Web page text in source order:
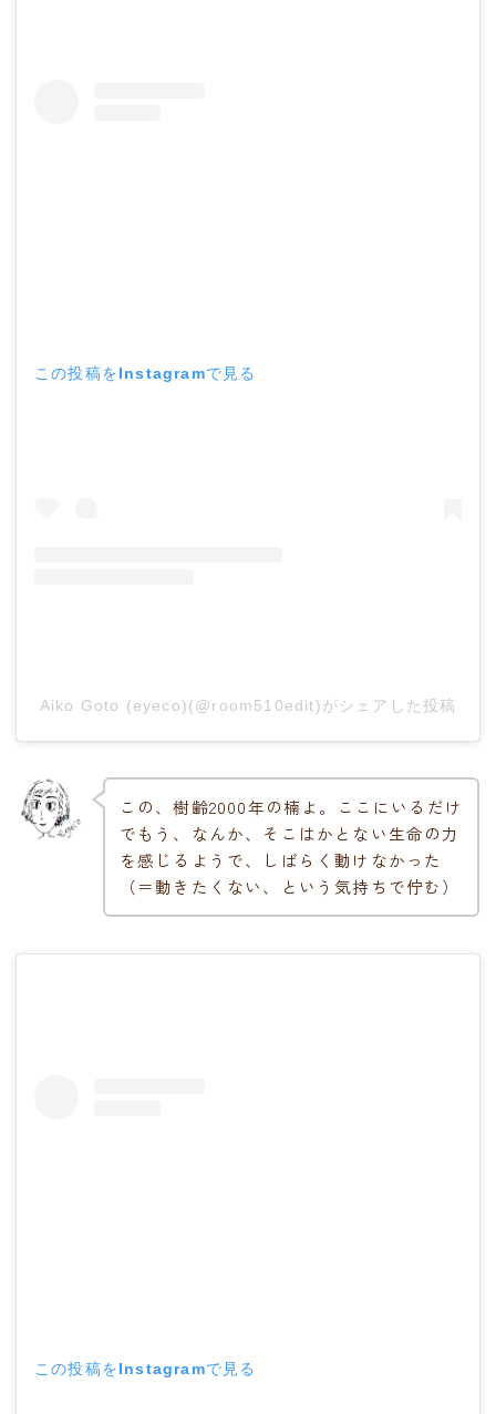
この投稿をInstagramで見る
Aiko Goto (eyeco)(@room510edit)がシェアした投稿
この、樹齢2000年の楠よ。ここにいるだけ
でもう、なんか、そこはかとない生命の力
を感じるようで、しばらく動けなかった
（＝動きたくない、という気持ちで佇む）
この投稿をInstagramで見る